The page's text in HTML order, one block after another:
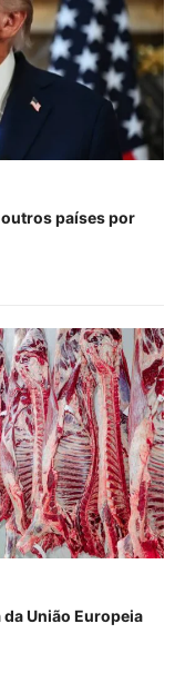
outros países por
da União Europeia